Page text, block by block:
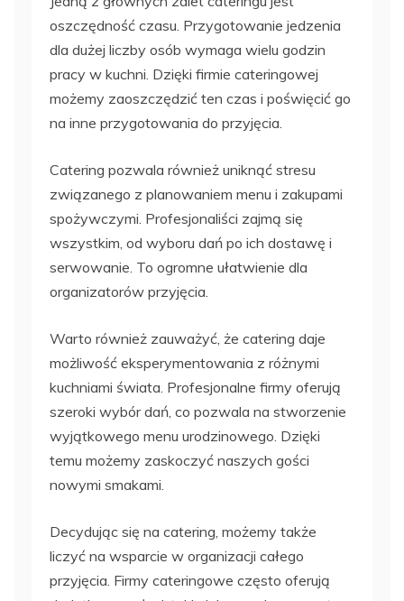
oszczędność czasu. Przygotowanie jedzenia
dla dużej liczby osób wymaga wielu godzin
pracy w kuchni. Dzięki firmie cateringowej
możemy zaoszczędzić ten czas i poświęcić go
na inne przygotowania do przyjęcia.
Catering pozwala również uniknąć stresu
związanego z planowaniem menu i zakupami
spożywczymi. Profesjonaliści zajmą się
wszystkim, od wyboru dań po ich dostawę i
serwowanie. To ogromne ułatwienie dla
organizatorów przyjęcia.
Warto również zauważyć, że catering daje
możliwość eksperymentowania z różnymi
kuchniami świata. Profesjonalne firmy oferują
szeroki wybór dań, co pozwala na stworzenie
wyjątkowego menu urodzinowego. Dzięki
temu możemy zaskoczyć naszych gości
nowymi smakami.
Decydując się na catering, możemy także
liczyć na wsparcie w organizacji całego
przyjęcia. Firmy cateringowe często oferują